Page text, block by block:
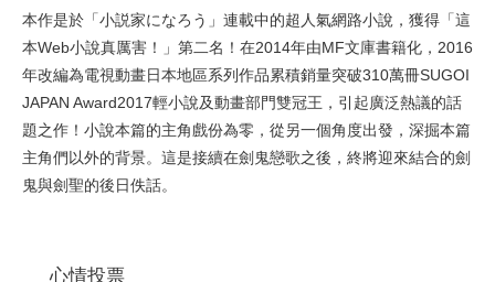
本作是於「小説家になろう」連載中的超人氣網路小說，獲得「這
本Web小說真厲害！」第二名！在2014年由MF文庫書籍化，2016
年改編為電視動畫日本地區系列作品累積銷量突破310萬冊SUGOI
JAPAN Award2017輕小說及動畫部門雙冠王，引起廣泛熱議的話
題之作！小說本篇的主角戲份為零，從另一個角度出發，深掘本篇
主角們以外的背景。這是接續在劍鬼戀歌之後，終將迎來結合的劍
鬼與劍聖的後日佚話。
心情投票